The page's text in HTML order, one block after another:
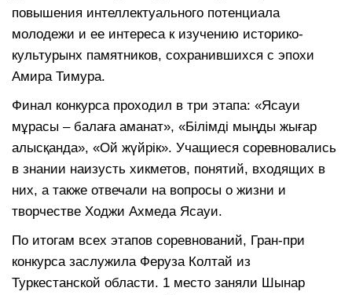
повышения интеллектуального потенциала
молодежи и ее интереса к изучению историко-
культурынх памятников, сохранившихся с эпохи
Амира Тимура.
Финал конкурса проходил в три этапа: «Ясауи
мұрасы – балаға аманат», «Білімді мыңды жығар
алысқанда», «Ой жүйрік». Учащиеся соревновались
в знании наизусть хикметов, понятий, входящих в
них, а также отвечали на вопросы о жизни и
творчестве Ходжи Ахмеда Ясауи.
По итогам всех этапов соревнований, Гран-при
конкурса заслужила Феруза Колтай из
Туркестанской области. 1 место заняли Шынар